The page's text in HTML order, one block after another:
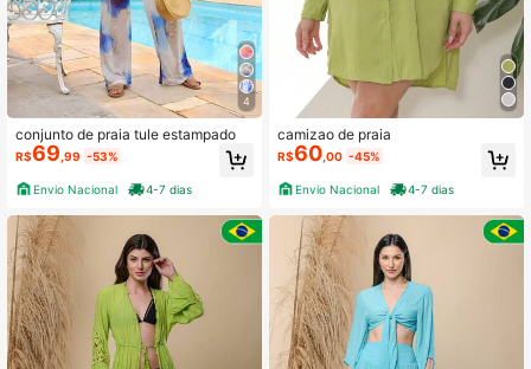
4
conjunto de praia tule estampado
R$69 ,99 -53%
Envio Nacional 4-7 dias
camizao de praia
R$60 ,00 -45%
Envio Nacional 4-7 dias